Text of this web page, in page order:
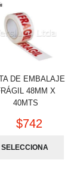
DE EMBALAJE
48MM X
40MTS
$742
SELECCIONA